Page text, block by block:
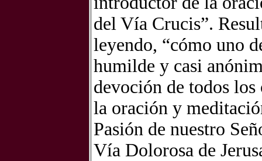
del Vía Crucis”.
leyendo, “cómo uno
humilde y casi
devoción de todos
la oración y
Pasión de nuestro
Vía Dolorosa de